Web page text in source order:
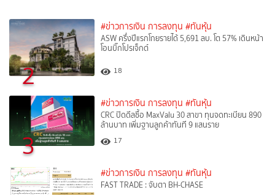
2
#ข่าวการเงิน การลงทุน #ทันหุ้น
ASW ครึ่งปีแรกโกยรายได้ 5,691 ลบ. โต 57% เดินหน้า
โอนบิ๊กโปรเจ็กต์
18
3
#ข่าวการเงิน การลงทุน #ทันหุ้น
CRC ปิดดีลซื้อ MaxValu 30 สาขา ทุนจดทะเบียน 890
ล้านบาท เพิ่มฐานลูกค้าทันที 9 แสนราย
17
#ข่าวการเงิน การลงทุน #ทันหุ้น
FAST TRADE : จับตา BH-CHASE